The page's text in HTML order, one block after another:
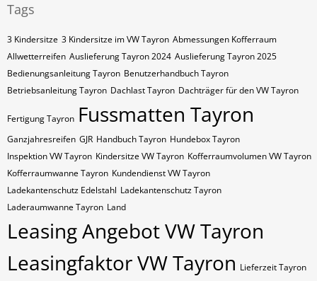
Tags
3 Kindersitze 3 Kindersitze im VW Tayron Abmessungen Kofferraum
Allwetterreifen Auslieferung Tayron 2024 Auslieferung Tayron 2025
Bedienungsanleitung Tayron Benutzerhandbuch Tayron
Betriebsanleitung Tayron Dachlast Tayron Dachträger für den VW Tayron
Fertigung Tayron Fussmatten Tayron
Ganzjahresreifen GJR Handbuch Tayron Hundebox Tayron
Inspektion VW Tayron Kindersitze VW Tayron Kofferraumvolumen VW Tayron
Kofferraumwanne Tayron Kundendienst VW Tayron
Ladekantenschutz Edelstahl Ladekantenschutz Tayron
Laderaumwanne Tayron Land
Leasing Angebot VW Tayron
Leasingfaktor VW Tayron Lieferzeit Tayron